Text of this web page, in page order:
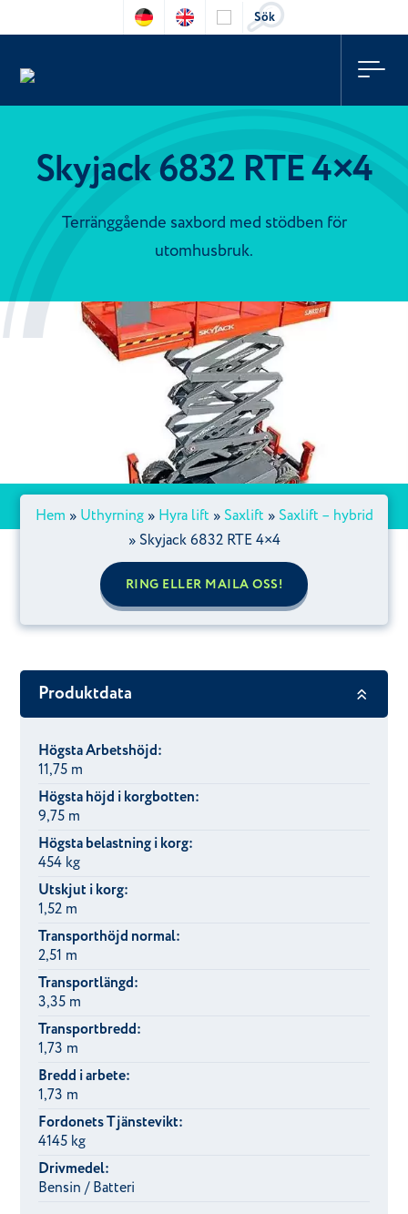
Sök
Skyjack 6832 RTE 4×4
Terränggående saxbord med stödben för
utomhusbruk.
Hem » Uthyrning» Hyra lift » Saxlift » Saxlift – hybrid
» Skyjack 6832 RTE 4×4
RING ELLER MAILA OSS!
Produktdata
Högsta Arbetshöjd:
11,75 m
Högsta höjd i korgbotten:
9,75 m
Högsta belastning i korg:
454 kg
Utskjut i korg:
1,52 m
Transporthöjd normal:
2,51 m
Transportlängd:
3,35 m
Transportbredd:
1,73 m
Bredd i arbete:
1,73 m
Fordonets Tjänstevikt:
4145 kg
Drivmedel:
Bensin / Batteri